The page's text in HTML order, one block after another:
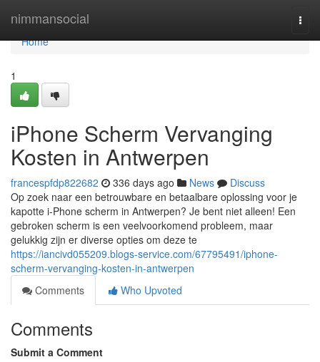
nimmansocial
Home
Home
1
iPhone Scherm Vervanging
Kosten in Antwerpen
francespfdp822682 336 days ago News
Discuss
Op zoek naar een betrouwbare en betaalbare oplossing voor je
kapotte i-Phone scherm in Antwerpen? Je bent niet alleen! Een
gebroken scherm is een veelvoorkomend probleem, maar
gelukkig zijn er diverse opties om deze te
https://iancivd055209.blogs-service.com/67795491/iphone-
scherm-vervanging-kosten-in-antwerpen
Comments
Who Upvoted
Comments
Submit a Comment